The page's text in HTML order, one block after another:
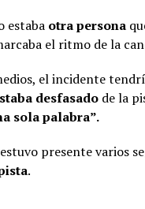
estaba otra persona
el ritmo de la
el incidente
desfasado de la
sola palabra”.
presente varios
.